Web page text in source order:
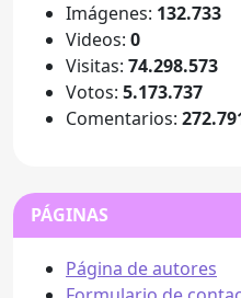
Imágenes: 132.733
Videos: 0
Visitas: 74.298.573
Votos: 5.173.737
Comentarios:
PÁGINAS
Página de autores